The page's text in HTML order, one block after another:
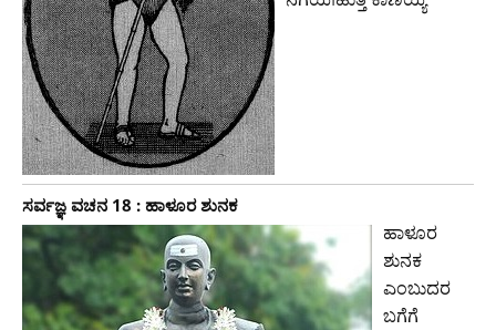
ಸರ್ವಜ್ಞ ವಚನ 18 : ಹಾಳೂರ ಶುನಕ
ಹಾಳೂರ
ಶುನಕ
ಎಂಬುದರ
ಬಗೆಗೆ